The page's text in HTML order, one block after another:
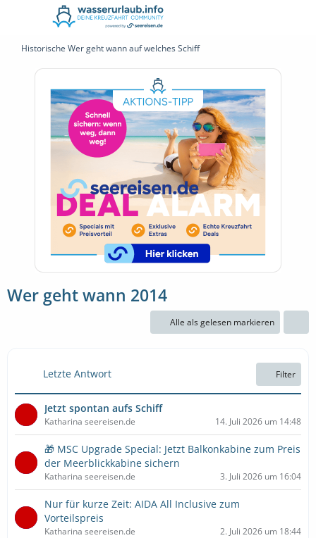
Historische Wer geht wann auf welches Schiff
Wer geht wann 2014
Alle als gelesen markieren
Letzte Antwort Filter
Jetzt spontan aufs Schiff
Katharina seereisen.de 14. Juli 2026 um 14:48
🎁 MSC Upgrade Special: Jetzt Balkonkabine zum Preis
der Meerblickkabine sichern
Katharina seereisen.de 3. Juli 2026 um 16:04
Nur für kurze Zeit: AIDA All Inclusive zum
Vorteilspreis
Katharina seereisen.de 2. Juli 2026 um 18:44